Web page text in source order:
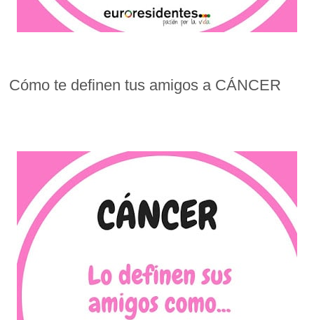
Cómo te definen tus amigos a CÁNCER